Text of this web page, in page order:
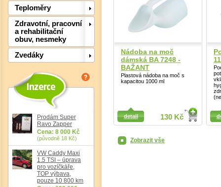
Teploměry
Zdravotní, pracovní
a rehabilitační
obuv, nesmeky
Zvedáky
Prodám Super
Ravo Zapper
Cena: 8 000 Kč
(původně 18 Kč)
VW Caddy Maxi
1.5 TSI – úprava
pro vozíčkáře,
TOP výbava,
pouze 10 800 km
Nádoba na moč
dámská BA 7248 -
BAŽANT
Plastová nádoba na moč s
kapacitou 1000 ml
130 Kč
detail
Detail
Zobrazit vše